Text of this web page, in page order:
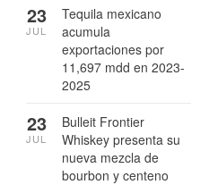
Tequila mexicano
acumula
exportaciones por
11,697 mdd en 2023-
2025
23
JUL
Bulleit Frontier
Whiskey presenta su
nueva mezcla de
bourbon y centeno
23
JUL